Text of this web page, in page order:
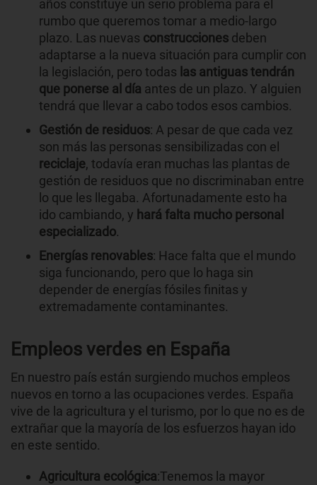
años constituye un serio problema para el
rumbo que queremos tomar a medio-largo
plazo. Las nuevas construcciones deben
adaptarse a la nueva situación para cumplir con
la legislación, pero todas las antiguas tendrán
que ponerse al día antes de un plazo. Y alguien
tendrá que llevar a cabo todos esos cambios.
Gestión de residuos: A pesar de que cada vez
son más las personas sensibilizadas con el
reciclaje, todavía eran muchas las plantas de
gestión de residuos que no discriminaban entre
lo que les llegaba. Afortunadamente esto ha
ido cambiando, y hará falta mucho personal
especializado.
Energías renovables: Hace falta que el mundo
siga funcionando, pero que lo haga sin
depender de energías fósiles finitas y
extremadamente contaminantes.
Empleos verdes en España
En nuestro país están surgiendo muchos empleos
nuevos en torno a las ocupaciones verdes. España
vive de la agricultura y el turismo, por lo que no es de
extrañar que la mayoría de los esfuerzos hayan ido
en este sentido.
Agricultura ecológica:Tenemos la mayor